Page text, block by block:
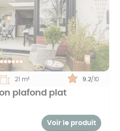
21 m² Note :
9.2/10
plafond plat
Voir le produit